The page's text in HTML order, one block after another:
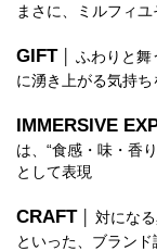
まさに、ミルフィユ
GIFT│ ふわりと舞
に湧き上がる気持ち
IMMERSIVE
は、“食感・味・香
として表現
CRAFT│ 対になる
といった、ブラン